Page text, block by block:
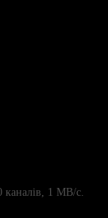
каналів, 1 МВ/с.